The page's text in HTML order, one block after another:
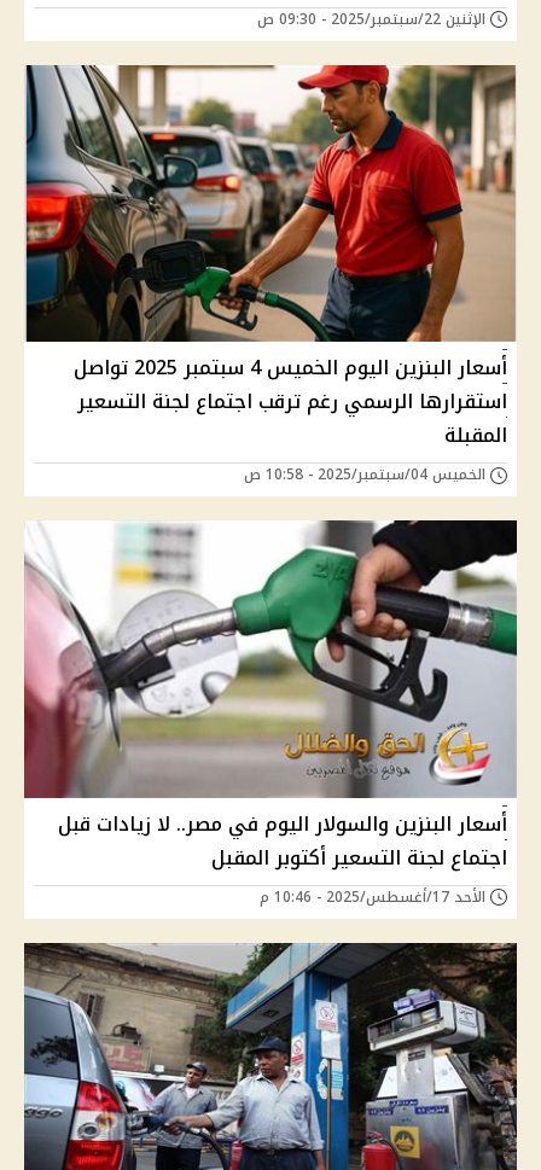
الإثنين 22/سبتمبر/2025 - 09:30 ص
أسعار البنزين اليوم الخميس 4 سبتمبر 2025 تواصل
استقرارها الرسمي رغم ترقب اجتماع لجنة التسعير
المقبلة
الخميس 04/سبتمبر/2025 - 10:58 ص
أسعار البنزين والسولار اليوم في مصر.. لا زيادات قبل
اجتماع لجنة التسعير أكتوبر المقبل
الأحد 17/أغسطس/2025 - 10:46 م